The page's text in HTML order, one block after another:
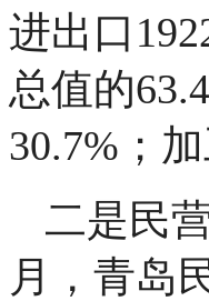
进出口
总值的
30.7%；
二是民
月，青岛